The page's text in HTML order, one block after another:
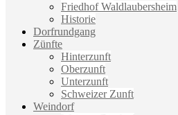
Friedhof Waldlaubersheim
Historie
Dorfrundgang
Zünfte
Hinterzunft
Oberzunft
Unterzunft
Schweizer Zunft
Weindorf